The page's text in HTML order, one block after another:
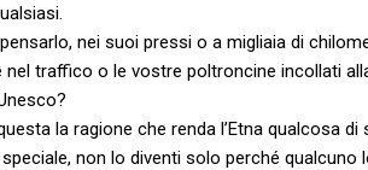
nei suoi pressi o a migliaia di
traffico o le vostre poltroncine incollati
la ragione che renda l’Etna qualcosa di
non lo diventi solo perché